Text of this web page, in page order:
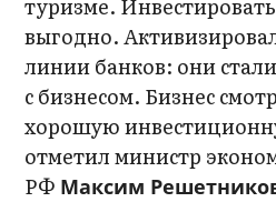
туризме.
выгодно.
линии банков: они
с бизнесом. Бизнес
хорошую
отметил министр
РФ Максим